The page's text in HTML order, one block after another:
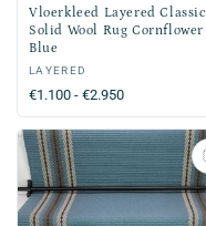
Vloerkleed Layered Classic
Solid Wool Rug Cornflower
Blue
Verkoper:
LAYERED
Normale
prijs
€1.100 - €2.950